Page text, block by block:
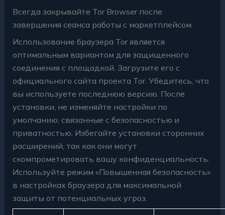
Всегда закрывайте Tor Browser после
завершения сеанса работы с маркетплейсом.
Использование браузера Tor является
оптимальным вариантом для защищенного
соединения с площадкой. Загрузите его с
официального сайта проекта Tor. Убедитесь, что
вы используете последнюю версию. После
установки, не изменяйте настройки по
умолчанию, связанные с безопасностью и
приватностью. Избегайте установки сторонних
расширений, так как они могут
скомпрометировать вашу конфиденциальность.
Используйте режим «Повышенная безопасность»
в настройках браузера для максимальной
защиты от потенциальных угроз.